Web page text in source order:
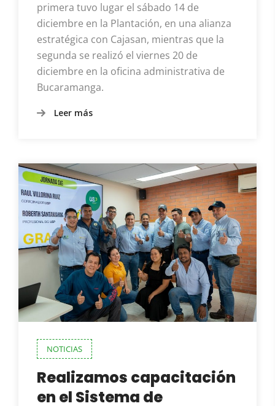
primera tuvo lugar el sábado 14 de
diciembre en la Plantación, en una alianza
estratégica con Cajasan, mientras que la
segunda se realizó el viernes 20 de
diciembre en la oficina administrativa de
Bucaramanga.
Leer más
NOTICIAS
Realizamos capacitación
en el Sistema de